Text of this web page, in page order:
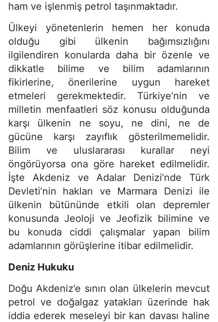
ham ve işlenmiş petrol taşınmaktadır.
Ülkeyi yönetenlerin hemen her konuda
olduğu gibi ülkenin bağımsızlığını
ilgilendiren konularda daha bir özenle ve
dikkatle bilime ve bilim adamlarının
fikirlerine, önerilerine uygun hareket
etmeleri gerekmektedir. Türkiye’nin ve
milletin menfaatleri söz konusu olduğunda
karşı ülkenin ne soyu, ne dini, ne de
gücüne karşı zayıflık gösterilmemelidir.
Bilim ve uluslararası kurallar neyi
öngörüyorsa ona göre hareket edilmelidir.
İşte Akdeniz ve Adalar Denizi’nde Türk
Devleti’nin hakları ve Marmara Denizi ile
ülkenin bütününde etkili olan depremler
konusunda Jeoloji ve Jeofizik bilimine ve
bu konuda ciddi çalışmalar yapan bilim
adamlarının görüşlerine itibar edilmelidir.
Deniz Hukuku
Doğu Akdeniz’e sınırı olan ülkelerin mevcut
petrol ve doğalgaz yatakları üzerinde hak
iddia ederek meseleyi bir kan davası haline